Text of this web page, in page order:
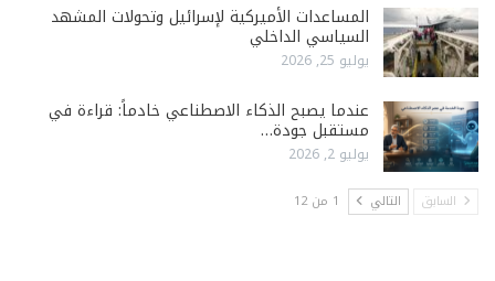
المساعدات الأميركية لإسرائيل وتحولات المشهد
السياسي الداخلي
يوليو 25, 2026
عندما يصبح الذكاء الاصطناعي خادماً: قراءة في
مستقبل جودة…
يوليو 2, 2026
السابق التالي 1 من 12